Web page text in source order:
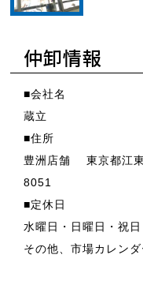
仲卸情報
■会社名
蔵立
■住所
豊洲店舗 東京都江
8051
■定休日
水曜日・日曜日・祝日
その他、市場カレン